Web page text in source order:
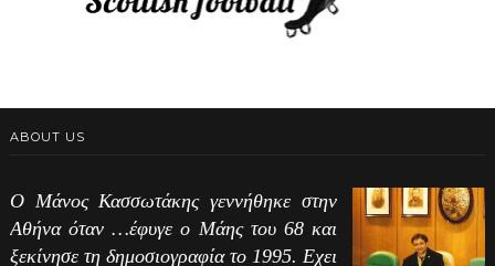
ABOUT US
Ο Μάνος Κασσωτάκης γεννήθηκε στην
Αθήνα όταν …έφυγε ο Μάης του 68 και
ξεκίνησε τη δημοσιογραφία το 1995. Εχει